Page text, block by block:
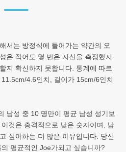
서는 방정식에 들어가는 약간의 오
은 적어도 몇 번은 자신을 측정했지
지 확신하지 못합니다. 통계에 따르
4.6인치, 길이가 15cm/6인치
남성 중 10 명만이 평균 남성 성기보
것은 충격적으로 낮은 숫자이며, 남
싶어하는 더 많은 이유입니다. 당신
평균적인 Joe가되고 싶습니까?